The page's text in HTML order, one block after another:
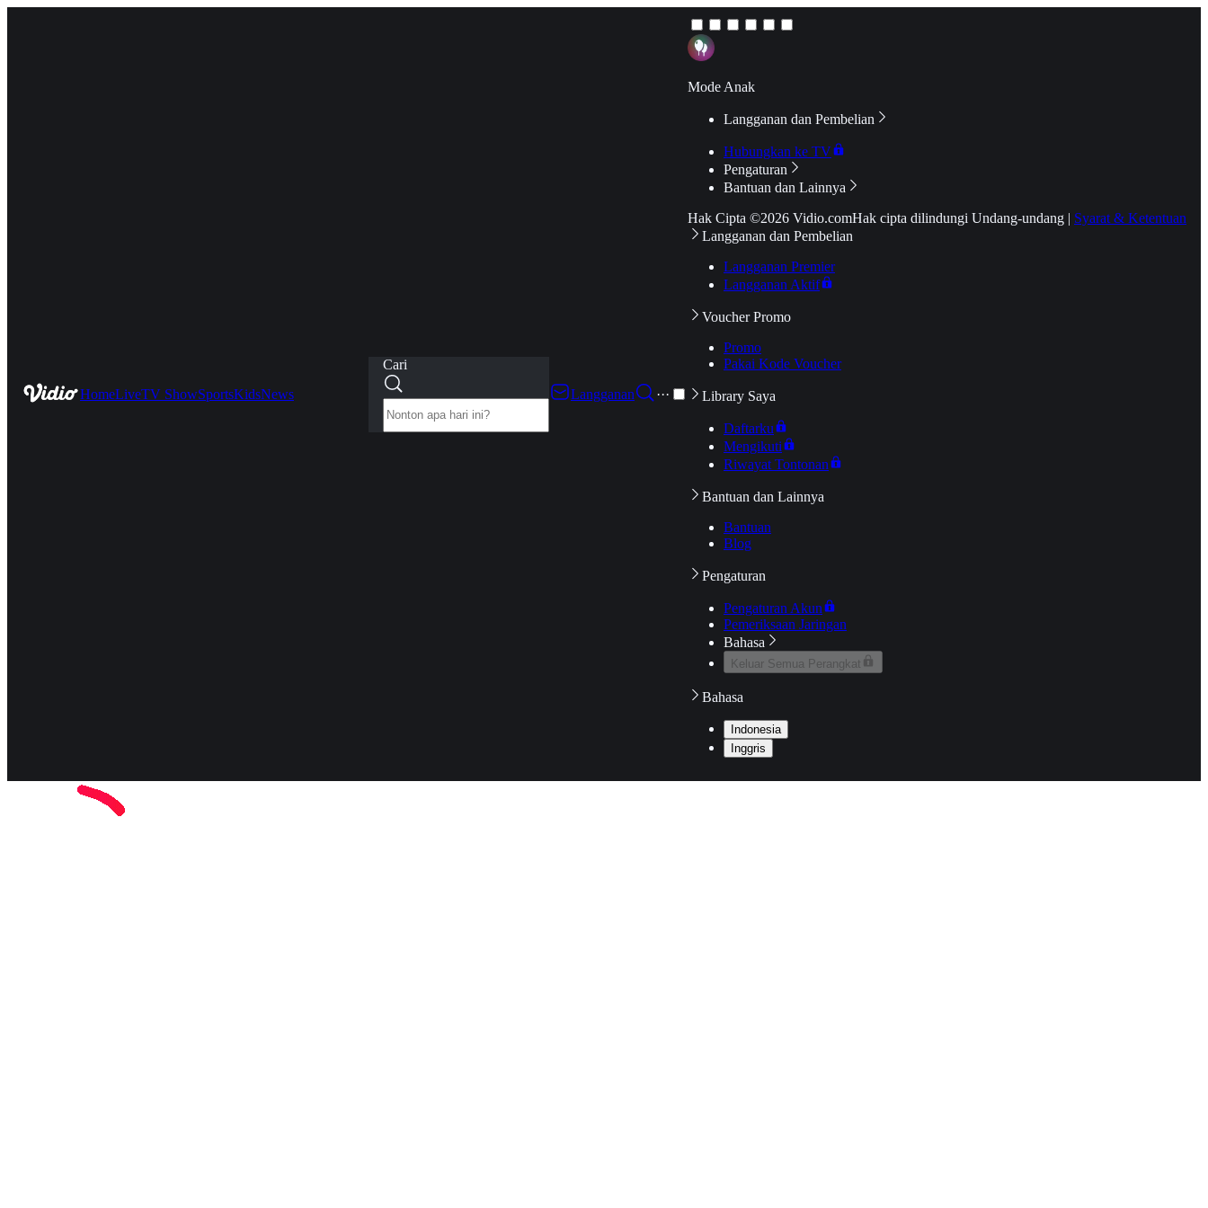
HomeLiveTV ShowSportsKidsNews
Cari
Langganan
···
Mode Anak
Langganan dan Pembelian
Hubungkan ke TV
Pengaturan
Bantuan dan Lainnya
Hak Cipta ©2026 Vidio.comHak cipta dilindungi Undang-undang | Syarat & Ketentuan
Langganan dan Pembelian
Langganan Premier
Langganan Aktif
Voucher Promo
Promo
Pakai Kode Voucher
Library Saya
Daftarku
Mengikuti
Riwayat Tontonan
Bantuan dan Lainnya
Bantuan
Blog
Pengaturan
Pengaturan Akun
Pemeriksaan Jaringan
Bahasa
Keluar Semua Perangkat
Bahasa
Indonesia
Inggris